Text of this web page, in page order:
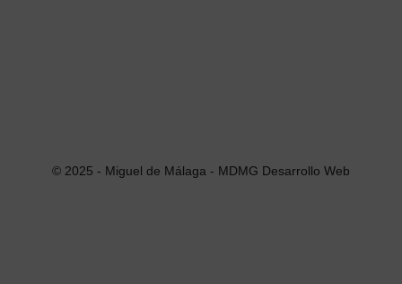
© 2025 - Miguel de Málaga - MDMG Desarrollo Web